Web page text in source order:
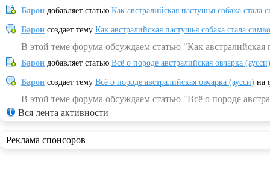
Барон добавляет статью Как австралийская пастушья собака
Барон создает тему Как австралийская пастушья собака стала
В этой теме форума обсуждаем статью "Как
Барон добавляет статью Всё о породе австралийская овчарка (аусси)
Барон создает тему Всё о породе австралийская овчарка (аусси) на
В этой теме форума обсуждаем статью "Всё о породе
Вся лента активности
Реклама спонсоров